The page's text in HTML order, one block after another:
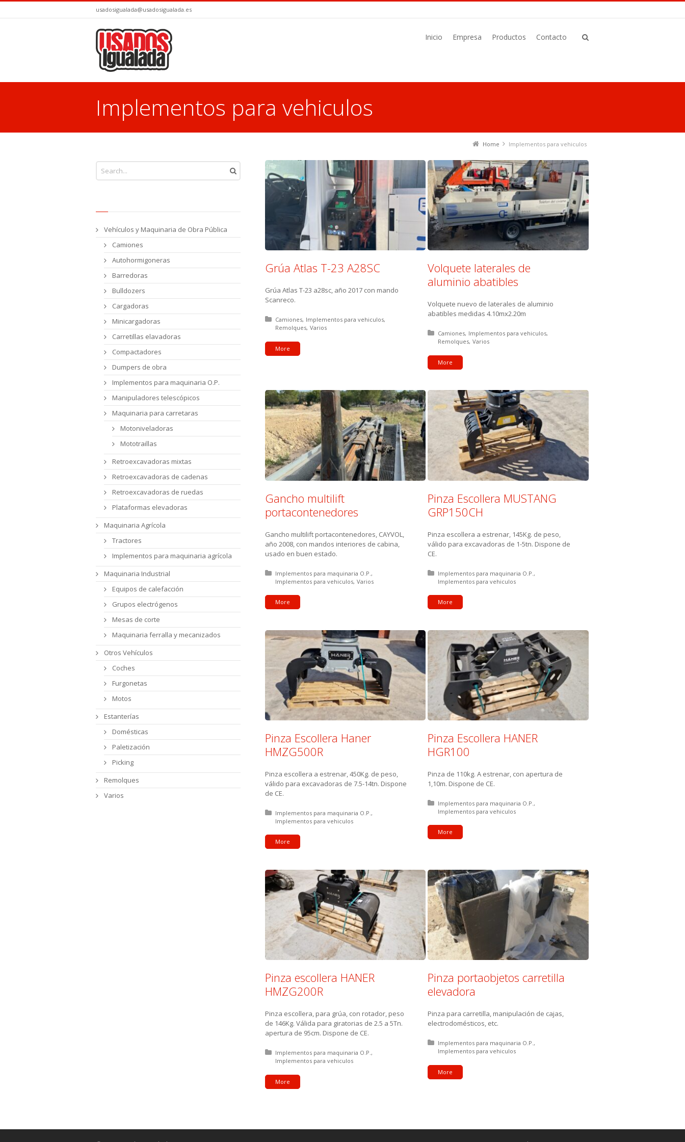
usadosigualada@usadosigualada.es
Inicio Empresa Productos Contacto
Implementos para vehiculos
Home Implementos para vehiculos
Grúa Atlas T-23 A28SC
Grúa Atlas T-23 a28sc, año 2017 con mando
Scanreco.
Posted in:
Camiones Implementos para vehiculos
Remolques Varios
More
Volquete laterales de
aluminio abatibles
Volquete nuevo de laterales de aluminio
abatibles medidas 4.10mx2.20m
Posted in:
Camiones Implementos para vehiculos
Remolques Varios
More
Gancho multilift
portacontenedores
Gancho multilift portacontenedores, CAYVOL,
año 2008, con mandos interiores de cabina,
usado en buen estado.
Posted in:
Implementos para maquinaria O.P.
Implementos para vehiculos Varios
More
Pinza Escollera MUSTANG
GRP150CH
Pinza escollera a estrenar, 145Kg. de peso,
válido para excavadoras de 1-5tn. Dispone de
CE.
Posted in:
Implementos para maquinaria O.P.
Implementos para vehiculos
More
Pinza Escollera Haner
HMZG500R
Pinza escollera a estrenar, 450Kg. de peso,
válido para excavadoras de 7.5-14tn. Dispone
de CE.
Posted in:
Implementos para maquinaria O.P.
Implementos para vehiculos
More
Pinza Escollera HANER
HGR100
Pinza de 110kg. A estrenar, con apertura de
1,10m. Dispone de CE.
Posted in:
Implementos para maquinaria O.P.
Implementos para vehiculos
More
Pinza escollera HANER
HMZG200R
Pinza escollera, para grúa, con rotador, peso
de 146Kg. Válida para giratorias de 2.5 a 5Tn.
apertura de 95cm. Dispone de CE.
Posted in:
Implementos para maquinaria O.P.
Implementos para vehiculos
More
Pinza portaobjetos carretilla
elevadora
Pinza para carretilla, manipulación de cajas,
electrodomésticos, etc.
Posted in:
Implementos para maquinaria O.P.
Implementos para vehiculos
More
Vehículos y Maquinaria de Obra Pública
Camiones
Autohormigoneras
Barredoras
Bulldozers
Cargadoras
Minicargadoras
Carretillas elavadoras
Compactadores
Dumpers de obra
Implementos para maquinaria O.P.
Manipuladores telescópicos
Maquinaria para carretaras
Motoniveladoras
Mototraillas
Retroexcavadoras mixtas
Retroexcavadoras de cadenas
Retroexcavadoras de ruedas
Plataformas elevadoras
Maquinaria Agrícola
Tractores
Implementos para maquinaria agrícola
Maquinaria Industrial
Equipos de calefacción
Grupos electrógenos
Mesas de corte
Maquinaria ferralla y mecanizados
Otros Vehículos
Coches
Furgonetas
Motos
Estanterías
Domésticas
Paletización
Picking
Remolques
Varios